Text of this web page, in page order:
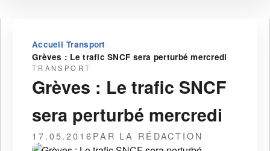
Accueil›Transport ›
Grèves : Le trafic SNCF sera perturbé mercredi
TRANSPORT
Grèves : Le trafic SNCF
sera perturbé mercredi
17.05.2016PAR LA RÉDACTION